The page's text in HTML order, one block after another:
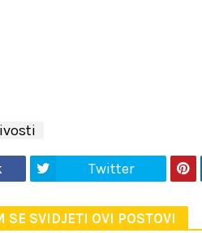
Twitter
SE SVIDJETI OVI POSTOVI